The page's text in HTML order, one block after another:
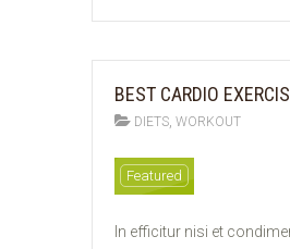
BEST CARDIO
DIETS WORKOUT
11
FEB
Featured
In efficitur nisi et